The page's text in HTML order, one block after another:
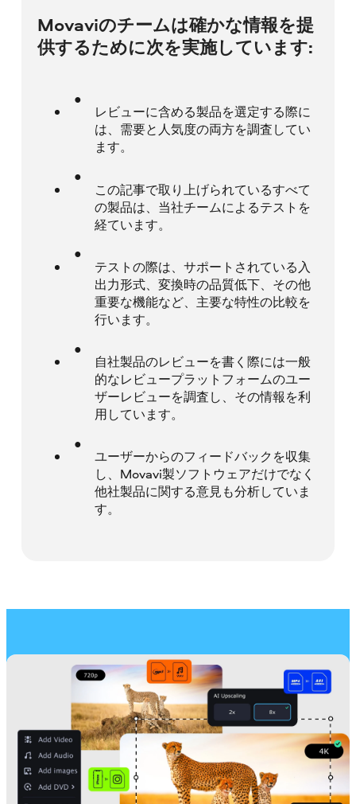
Movaviのチームは確かな情報を提
供するために次を実施しています:
レビューに含める製品を選定する際に
は、需要と人気度の両方を調査してい
ます。
この記事で取り上げられているすべて
の製品は、当社チームによるテストを
経ています。
テストの際は、サポートされている入
出力形式、変換時の品質低下、その他
重要な機能など、主要な特性の比較を
行います。
自社製品のレビューを書く際には一般
的なレビュープラットフォームのユー
ザーレビューを調査し、その情報を利
用しています。
ユーザーからのフィードバックを収集
し、Movavi製ソフトウェアだけでなく
他社製品に関する意見も分析していま
す。